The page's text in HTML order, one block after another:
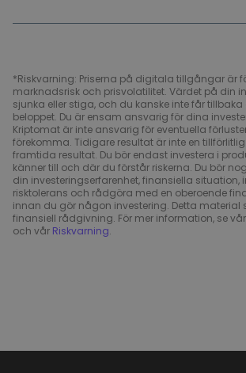
*Riskvarning: Priserna på digitala tillgångar är
marknadsrisk och prisvolatilitet. Värdet på din
sjunka eller stiga, och du kanske inte får
beloppet. Du är ensam ansvarig för dina
Kriptomat är inte ansvarig för eventuella
förekomma. Tidigare resultat är inte en
framtida resultat. Du bör endast investera i
känner till och där du förstår riskerna. Du bör
din investeringserfarenhet, finansiella situation,
risktolerans och rådgöra med en oberoende
innan du gör någon investering. Detta material
finansiell rådgivning. För mer information, se
och vår Riskvarning.